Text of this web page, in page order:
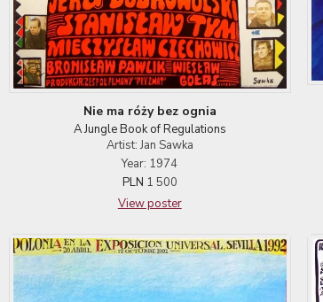
Nie ma róży bez ognia
A Jungle Book of Regulations
Artist: Jan Sawka
Year: 1974
PLN 1 500
View poster